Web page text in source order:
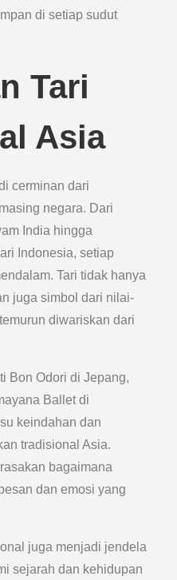
di setiap sudut
Tari
Asia
cerminan dari
negara. Dari
India hingga
Indonesia, setiap
Tari tidak hanya
juga simbol dari nilai-
diwariskan dari
Bon Odori di Jepang,
Ballet di
keindahan dan
tradisional Asia.
bagaimana
dan emosi yang
juga menjadi jendela
sejarah dan kehidupan